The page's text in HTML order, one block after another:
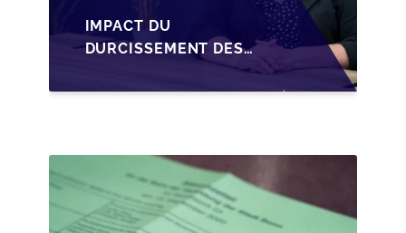
IMPACT DU
DURCISSEMENT DES
CRÉDIT SUR LA